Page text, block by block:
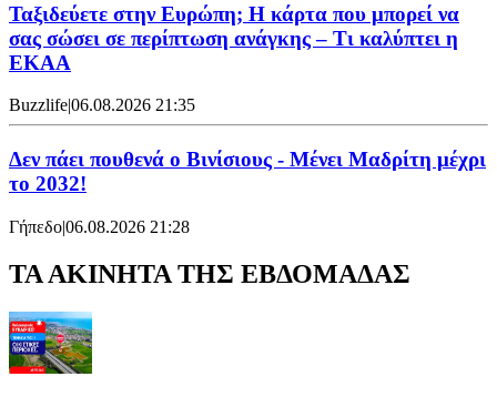
Ταξιδεύετε στην Ευρώπη; Η κάρτα που μπορεί να
σας σώσει σε περίπτωση ανάγκης – Τι καλύπτει η
ΕΚΑΑ
Buzzlife|06.08.2026 21:35
Δεν πάει πουθενά ο Βινίσιους - Μένει Μαδρίτη μέχρι
το 2032!
Γήπεδο|06.08.2026 21:28
ΤΑ ΑΚΙΝΗΤΑ ΤΗΣ ΕΒΔΟΜΑΔΑΣ